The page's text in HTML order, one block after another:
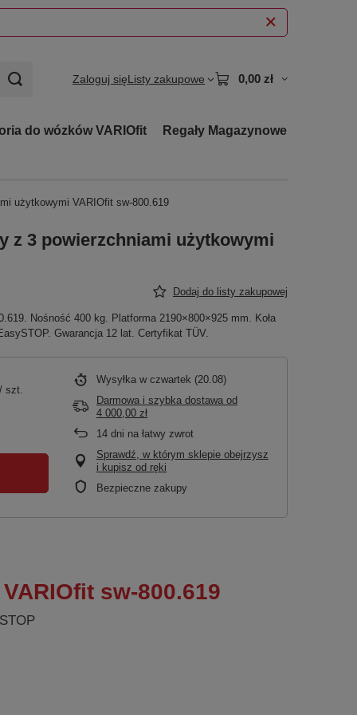
Zaloguj sięListy zakupowe 0,00 zł
do wózków VARIOfit
Regały Magazynowe
użytkowymi VARIOfit sw-800.619
z 3 powierzchniami użytkowymi
Dodaj do listy zakupowej
Nośność 400 kg. Platforma 2190×800×925 mm. Koła
Gwarancja 12 lat. Certyfikat TÜV.
/ szt.
Wysyłka w czwartek (20.08)
Darmowa i szybka dostawa od
4 000,00 zł
14 dni na łatwy zwrot
Sprawdź, w którym sklepie obejrzysz
i kupisz od ręki
Bezpieczne zakupy
sw-800.619